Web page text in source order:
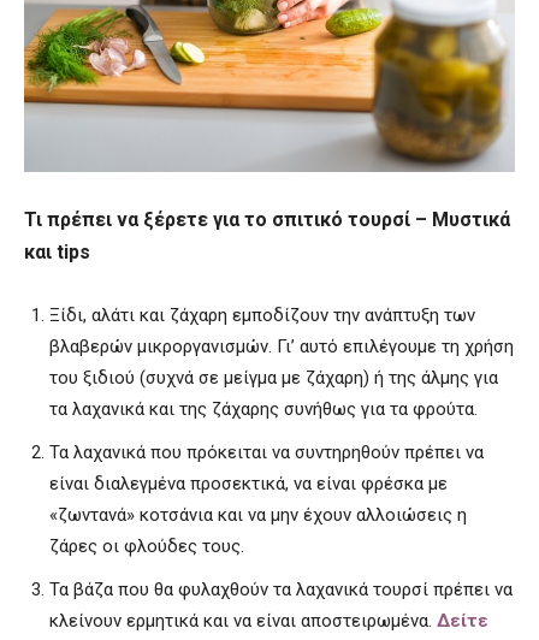
Τι πρέπει να ξέρετε για το σπιτικό τουρσί – Μυστικά
και tips
Ξίδι, αλάτι και ζάχαρη εμποδίζουν την ανάπτυξη των
βλαβερών μικροργανισμών. Γι’ αυτό επιλέγουμε τη χρήση
του ξιδιού (συχνά σε μείγμα με ζάχαρη) ή της άλμης για
τα λαχανικά και της ζάχαρης συνήθως για τα φρούτα.
Τα λαχανικά που πρόκειται να συντηρηθούν πρέπει να
είναι διαλεγμένα προσεκτικά, να είναι φρέσκα με
«ζωντανά» κοτσάνια και να μην έχουν αλλοιώσεις η
ζάρες οι φλούδες τους.
Τα βάζα που θα φυλαχθούν τα λαχανικά τουρσί πρέπει να
κλείνουν ερμητικά και να είναι αποστειρωμένα. Δείτε